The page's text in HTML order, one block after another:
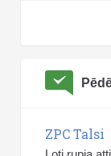
ZPC Talsi